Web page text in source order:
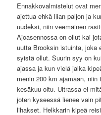
Ennakkovalmistelut ovat
ajettua ehkä liian paljon ja
uudeksi, niin veemäinen
Ajoasennossa on ollut kai
uutta Brooksin istuinta, joka
syistä ollut. Suurin syy on
ajassa ja kun vielä jalka
menin 200 km ajamaan,
kesäkuu oltu. Ultrassa ei
joten kyseessä lienee vain
lihakset. Helkkarin kipeä